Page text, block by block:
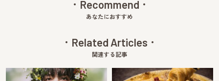
Recommend
あなたにおすすめ
Related Articles
関連する記事